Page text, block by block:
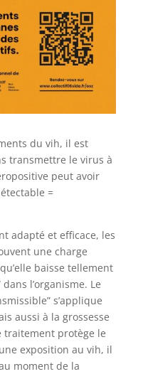
du vih, il est
transmettre le virus à
peut avoir
=
adapté et efficace, les
une charge
baisse tellement
l’organisme. Le
s’applique
aussi à la grossesse
protège le
exposition au vih, il
moment de la